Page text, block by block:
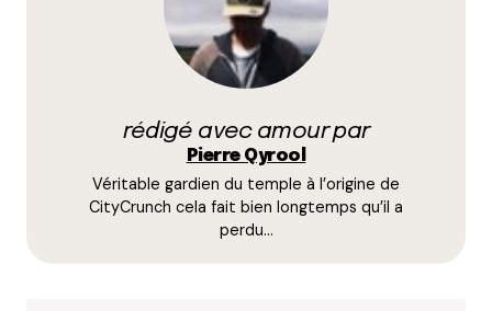
E-mail*
Prévenez-moi de tous les nouveaux commentaires
rédigé avec amour par
Pierre Qyrool
Véritable gardien du temple à l’origine de
CityCrunch cela fait bien longtemps qu’il a
perdu…